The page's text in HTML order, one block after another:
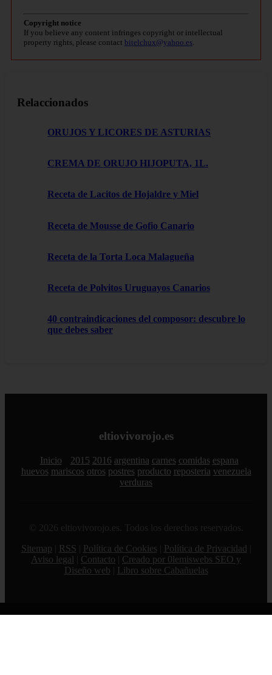
Copyright notice
If you believe any content infringes copyright or intellectual
property rights, please contact bitelchux@yahoo.es.
Relaccionados
ORUJOS Y LICORES DE ASTURIAS
CREMA DE ORUJO HIJOPUTA, 1L.
Receta de Lacitos de Hojaldre y Miel
Receta de Mousse de Gofio Canario
Receta de la Torta Loca Malagueña
Receta de Polvitos Uruguayos Canarios
40 contraindicaciones del composor: descubre lo
que debes saber
eltiovivorojo.es
Inicio 2015 2016 argentina carnes comidas espana
huevos mariscos otros postres producto reposteria venezuela
verduras
© 2026 eltiovivorojo.es. Todos los derechos reservados.
Sitemap
RSS Política de Cookies Política de Privacidad
Aviso legal
Contacto
Creado por 0lemiswebs SEO y
Diseño web
Libro sobre Cabañuelas